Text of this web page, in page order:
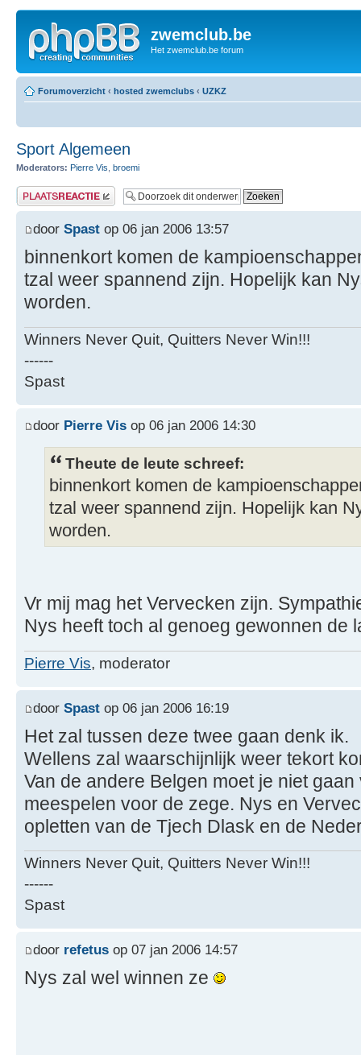
zwemclub.be
Het zwemclub.be forum
Forumoverzicht ‹ hosted zwemclubs ‹ UZKZ
Sport Algemeen
Moderators: Pierre Vis broemi
Plaats een reactie
door Spast op 06 jan 2006 13:57
binnenkort komen de
tzal weer spannend zijn. Hopelijk kan
worden.
Winners Never Quit, Quitters Never Win!!!
------
Spast
door Pierre Vis op 06 jan 2006 14:30
Theute de leute schreef:
binnenkort komen de
tzal weer spannend zijn. Hopelijk kan
worden.
Vr mij mag het Vervecken zijn.
Nys heeft toch al genoeg gewonnen de
Pierre Vis, moderator
door Spast op 06 jan 2006 16:19
Het zal tussen deze twee gaan denk ik.
Wellens zal waarschijnlijk weer tekort
Van de andere Belgen moet je niet
meespelen voor de zege. Nys en
opletten van de Tjech Dlask en de
Winners Never Quit, Quitters Never Win!!!
------
Spast
door refetus op 07 jan 2006 14:57
Nys zal wel winnen ze